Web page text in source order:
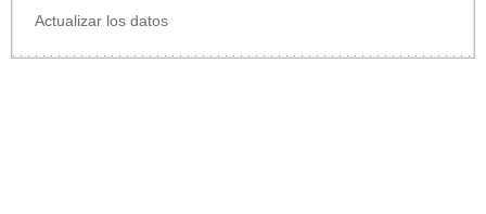
Actualizar los datos